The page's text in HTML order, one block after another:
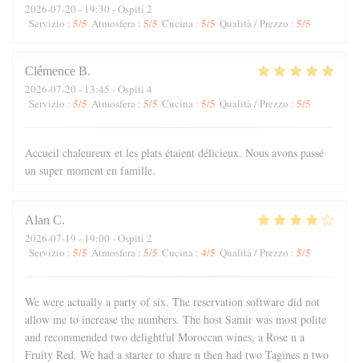
2026-07-20 - 19:30 - Ospiti 2
Servizio : 5/5 Atmosfera : 5/5 Cucina : 5/5 Qualità / Prezzo : 5/5
Clémence B
2026-07-20 - 13:45 - Ospiti 4
Servizio : 5/5 Atmosfera : 5/5 Cucina : 5/5 Qualità / Prezzo : 5/5
Accueil chaleureux et les plats étaient délicieux. Nous avons passé
un super moment en famille.
Alan C
2026-07-19 - 19:00 - Ospiti 2
Servizio : 5/5 Atmosfera : 5/5 Cucina : 4/5 Qualità / Prezzo : 5/5
We were actually a party of six. The reservation software did not
allow me to increase the numbers. The host Samir was most polite
and recommended two delightful Moroccan wines, a Rose n a
Fruity Red. We had a starter to share n then had two Tagines n two